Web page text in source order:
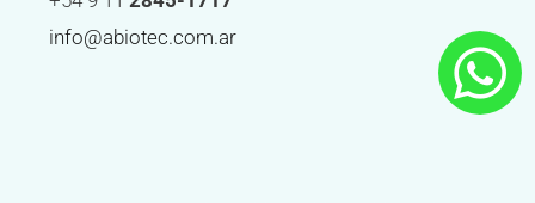
info@abiotec.com.ar